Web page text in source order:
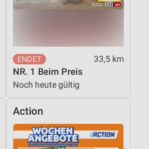
33,5 km
NR. 1 Beim Preis
Noch heute gültig
Action